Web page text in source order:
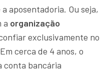
aposentadoria. Ou seja,
a organização
exclusivamente no
cerca de 4 anos, o
conta bancária